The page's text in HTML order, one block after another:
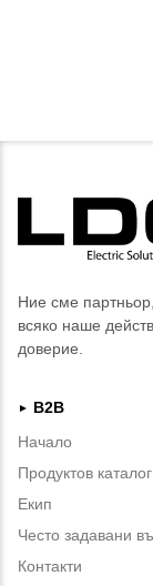
Ние сме
всяко наше
доверие.
►
B2B
Начало
Продуктов каталог
Екип
Често задавани
Контакти